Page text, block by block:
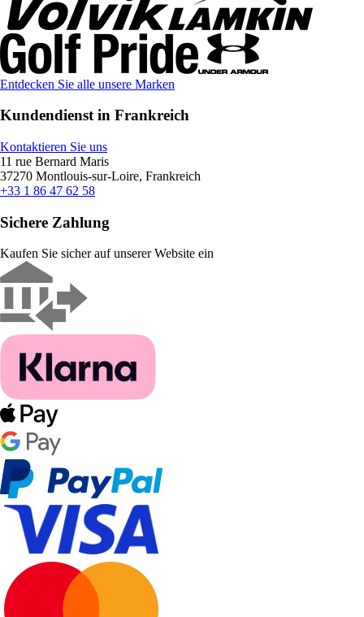
Entdecken Sie alle unsere Marken
Kundendienst in Frankreich
Kontaktieren Sie uns
11 rue Bernard Maris
37270 Montlouis-sur-Loire, Frankreich
+33 1 86 47 62 58
Sichere Zahlung
Kaufen Sie sicher auf unserer Website ein